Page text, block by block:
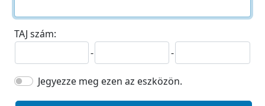
TAJ szám:
-
-
Jegyezze meg ezen az eszközön.